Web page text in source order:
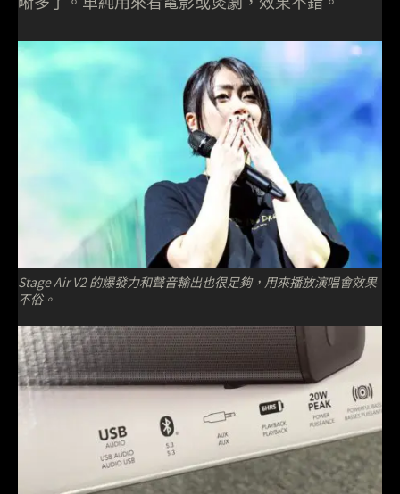
Stage Air V2 的爆發力和聲音輸出也很足夠，用來播放演唱會效果
不俗。